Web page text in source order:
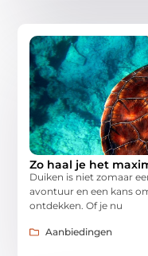
Zo haal je het
Duiken is niet zomaar
avontuur en een kans
ontdekken. Of je nu
Aanbiedingen